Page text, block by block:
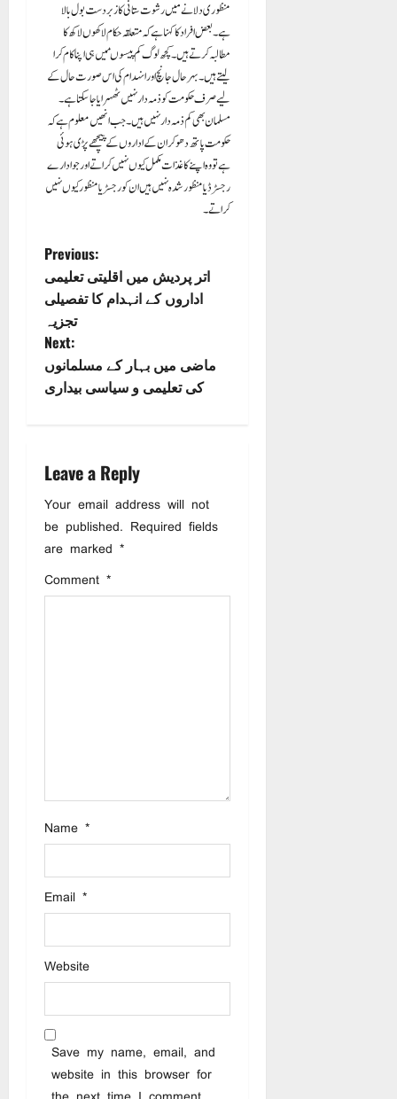
منظوری دلانے میں رشوت ستانی کا زبردست بول بالا
ہے۔ بعض افراد کا کہنا ہے کہ متعلقہ حکام لاکھوں لاکھ کا
مطالبہ کرتے ہیں۔ کچھ لوگ کم پیسوںمیں ہی اپنا کام کرا
لیتے ہیں۔ بہرحال جانچ اور انہدام کی اس صورت حال کے
لیے صرف حکومت کو ذمہ دار نہیں ٹھہرایا جا سکتا ہے۔
مسلمان بھی کم ذمہ دار نہیں ہیں۔ جب انھیں معلوم ہے کہ
حکومت پاتھ دھو کر ان کے اداروں کے پیچھے پڑی ہوئی
ہے تو وہ اپنے کاغذات مکمل کیوں نہیں کراتے اور جو ادارے
رجسٹرڈ یا منظور شدہ نہیں ہیں ان کو رجسٹر یا منظور کیوں نہیں
کراتے۔
Previous:
اتر پردیش میں اقلیتی تعلیمی
اداروں کے انہدام کا تفصیلی
تجزیہ
Next:
ماضی میں بہار کے مسلمانوں
کی تعلیمی و سیاسی بیداری
Leave a Reply
Your email address will not
be published. Required fields
are marked *
Comment *
Name *
Email *
Website
Save my name, email, and
website in this browser for